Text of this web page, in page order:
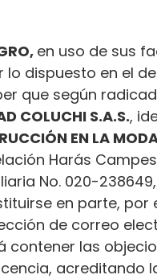
en uso de sus
dispuesto en el
que según
COLUCHI S.A.S.,
EN LA
Harás
No. 020-
en parte, por
de correo
contener las
acreditando